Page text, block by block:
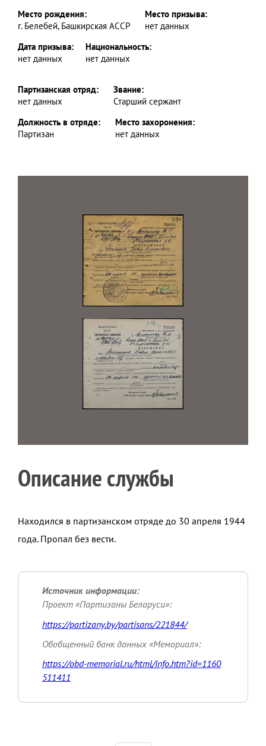
Место рождения:
г. Белебей, Башкирская АССР
Место призыва:
нет данных
Дата призыва:
нет данных
Национальность:
нет данных
Партизанская отряд:
нет данных
Звание:
Старший сержант
Должность в отряде:
Партизан
Место захоронения:
нет данных
Описание службы
Находился в партизанском отряде до 30 апреля 1944
года. Пропал без вести.
Источник информации:
Проект «Партизаны Беларуси»:
https://partizany.by/partisans/221844/
Обобщенный банк данных «Мемориал»:
https://obd-memorial.ru/html/info.htm?id=1160
511411